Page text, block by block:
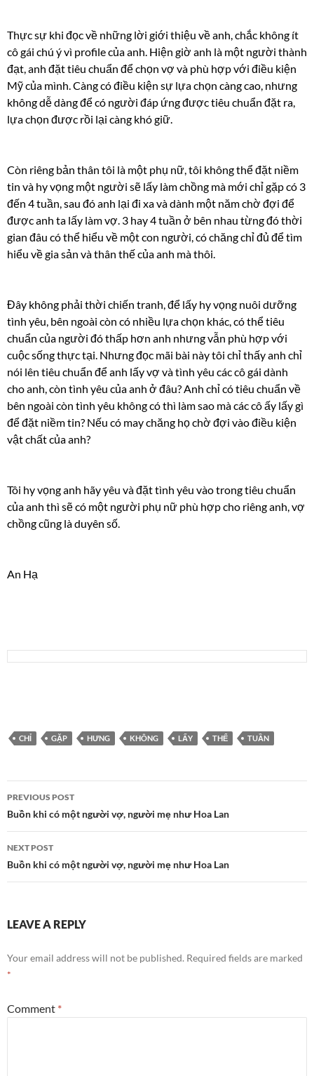
Thực sự khi đọc về những lời giới thiệu về anh, chắc không ít
cô gái chú ý vì profile của anh. Hiện giờ anh là một người thành
đạt, anh đặt tiêu chuẩn để chọn vợ và phù hợp với điều kiện
Mỹ của mình. Càng có điều kiện sự lựa chọn càng cao, nhưng
không dễ dàng để có người đáp ứng được tiêu chuẩn đặt ra,
lựa chọn được rồi lại càng khó giữ.
Còn riêng bản thân tôi là một phụ nữ, tôi không thể đặt niềm
tin và hy vọng một người sẽ lấy làm chồng mà mới chỉ gặp có 3
đến 4 tuần, sau đó anh lại đi xa và dành một năm chờ đợi để
được anh ta lấy làm vợ. 3 hay 4 tuần ở bên nhau từng đó thời
gian đâu có thể hiểu về một con người, có chăng chỉ đủ để tìm
hiểu về gia sản và thân thế của anh mà thôi.
Đây không phải thời chiến tranh, để lấy hy vọng nuôi dưỡng
tình yêu, bên ngoài còn có nhiều lựa chọn khác, có thể tiêu
chuẩn của người đó thấp hơn anh nhưng vẫn phù hợp với
cuộc sống thực tại. Nhưng đọc mãi bài này tôi chỉ thấy anh chỉ
nói lên tiêu chuẩn để anh lấy vợ và tình yêu các cô gái dành
cho anh, còn tình yêu của anh ở đâu? Anh chỉ có tiêu chuẩn về
bên ngoài còn tình yêu không có thì làm sao mà các cô ấy lấy gì
để đặt niềm tin? Nếu có may chăng họ chờ đợi vào điều kiện
vật chất của anh?
Tôi hy vọng anh hãy yêu và đặt tình yêu vào trong tiêu chuẩn
của anh thì sẽ có một người phụ nữ phù hợp cho riêng anh, vợ
chồng cũng là duyên số.
An Hạ
CHỈ GẶP HƯNG KHÔNG LẤY THỂ TUẦN
Post
navigation
PREVIOUS POST
Buồn khi có một người vợ, người mẹ như Hoa Lan
NEXT POST
Buồn khi có một người vợ, người mẹ như Hoa Lan
LEAVE A REPLY
Your email address will not be published. Required fields are marked
*
Comment *